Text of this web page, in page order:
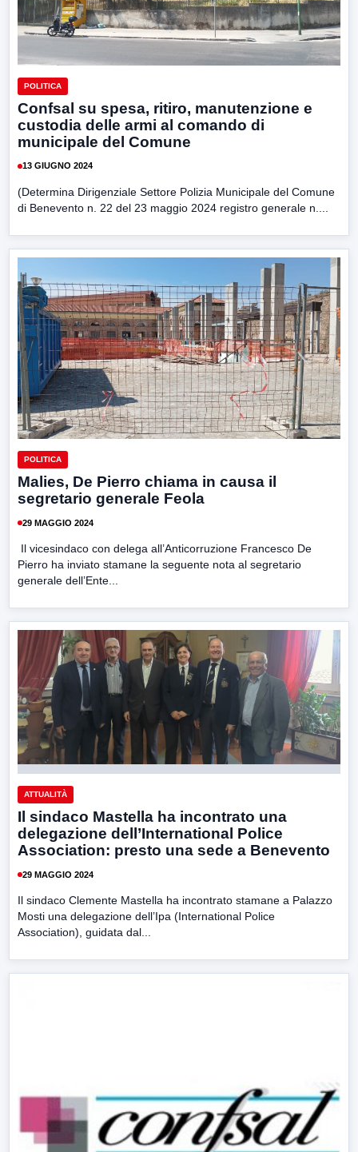
POLITICA
Confsal su spesa, ritiro, manutenzione e
custodia delle armi al comando di
municipale del Comune
13 GIUGNO 2024
(Determina Dirigenziale Settore Polizia Municipale del Comune
di Benevento n. 22 del 23 maggio 2024 registro generale n....
POLITICA
Malies, De Pierro chiama in causa il
segretario generale Feola
29 MAGGIO 2024
Il vicesindaco con delega all’Anticorruzione Francesco De
Pierro ha inviato stamane la seguente nota al segretario
generale dell’Ente...
ATTUALITÀ
Il sindaco Mastella ha incontrato una
delegazione dell’International Police
Association: presto una sede a Benevento
29 MAGGIO 2024
Il sindaco Clemente Mastella ha incontrato stamane a Palazzo
Mosti una delegazione dell’Ipa (International Police
Association), guidata dal...